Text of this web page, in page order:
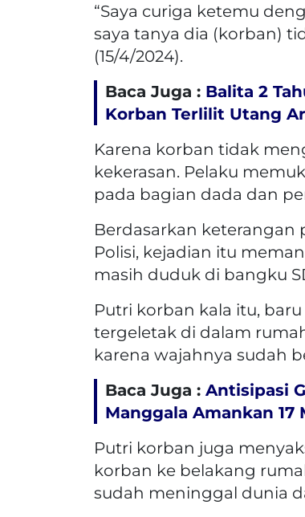
“Saya curiga ketemu
saya tanya dia (korban)
(15/4/2024).
Baca Juga : Balita 2
Korban Terlilit Utang
Karena korban tidak
kekerasan. Pelaku
pada bagian dada dan
Berdasarkan keterangan
Polisi, kejadian itu
masih duduk di bangku
Putri korban kala itu,
tergeletak di dalam
karena wajahnya sudah
Baca Juga : Antisipasi
Manggala Amankan
Putri korban juga
korban ke belakang
sudah meninggal dunia